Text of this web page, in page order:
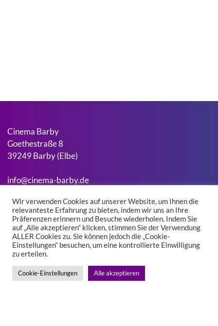
Cinema Barby
Goethestraße 8
39249 Barby (Elbe)
info@cinema-barby.de
Suchen
Suchen
Impressum
Wir verwenden Cookies auf unserer Website, um Ihnen die
relevanteste Erfahrung zu bieten, indem wir uns an Ihre
Präferenzen erinnern und Besuche wiederholen. Indem Sie
auf „Alle akzeptieren“ klicken, stimmen Sie der Verwendung
ALLER Cookies zu. Sie können jedoch die „Cookie-
Einstellungen“ besuchen, um eine kontrollierte Einwilligung
zu erteilen.
Cookie-Einstellungen Alle akzeptieren